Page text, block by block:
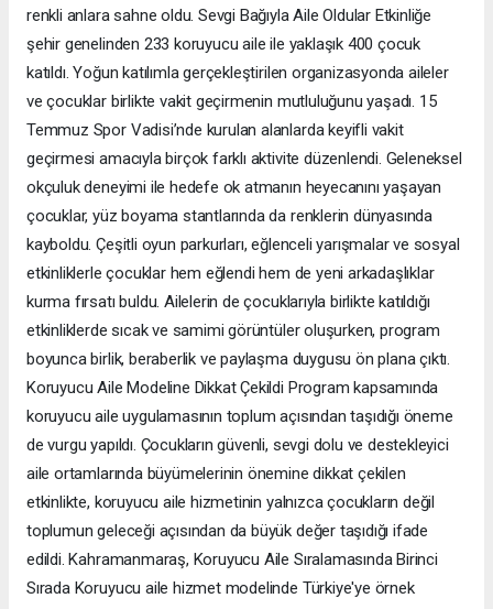
renkli anlara sahne oldu. Sevgi Bağıyla Aile Oldular Etkinliğe
şehir genelinden 233 koruyucu aile ile yaklaşık 400 çocuk
katıldı. Yoğun katılımla gerçekleştirilen organizasyonda aileler
ve çocuklar birlikte vakit geçirmenin mutluluğunu yaşadı. 15
Temmuz Spor Vadisi’nde kurulan alanlarda keyifli vakit
geçirmesi amacıyla birçok farklı aktivite düzenlendi. Geleneksel
okçuluk deneyimi ile hedefe ok atmanın heyecanını yaşayan
çocuklar, yüz boyama stantlarında da renklerin dünyasında
kayboldu. Çeşitli oyun parkurları, eğlenceli yarışmalar ve sosyal
etkinliklerle çocuklar hem eğlendi hem de yeni arkadaşlıklar
kurma fırsatı buldu. Ailelerin de çocuklarıyla birlikte katıldığı
etkinliklerde sıcak ve samimi görüntüler oluşurken, program
boyunca birlik, beraberlik ve paylaşma duygusu ön plana çıktı.
Koruyucu Aile Modeline Dikkat Çekildi Program kapsamında
koruyucu aile uygulamasının toplum açısından taşıdığı öneme
de vurgu yapıldı. Çocukların güvenli, sevgi dolu ve destekleyici
aile ortamlarında büyümelerinin önemine dikkat çekilen
etkinlikte, koruyucu aile hizmetinin yalnızca çocukların değil
toplumun geleceği açısından da büyük değer taşıdığı ifade
edildi. Kahramanmaraş, Koruyucu Aile Sıralamasında Birinci
Sırada Koruyucu aile hizmet modelinde Türkiye'ye örnek